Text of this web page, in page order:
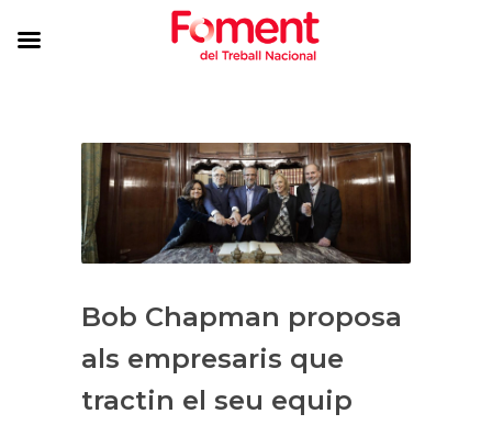
Bob Chapman proposa
als empresaris que
tractin el seu equip